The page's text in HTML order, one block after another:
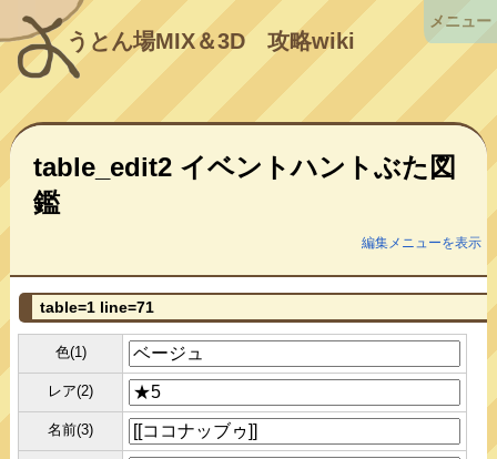
うとん場MIX＆3D攻略wiki
table_edit2 イベントハントぶた図
鑑
編集メニューを表示
table=1 line=71
色(1)
レア(2)
名前(3)
メニュー